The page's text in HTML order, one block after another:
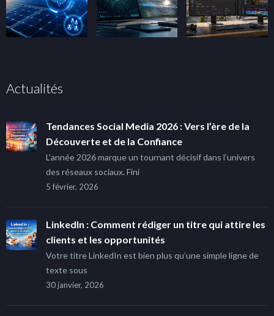
Actualités
Tendances Social Media 2026 : Vers l’ère de la
Découverte et de la Confiance
L’année 2026 marque un tournant décisif dans l’univers
des réseaux sociaux. Fini
5 février, 2026
LinkedIn : Comment rédiger un titre qui attire les
clients et les opportunités
Votre titre LinkedIn est bien plus qu’une simple ligne de
texte sous
30 janvier, 2026